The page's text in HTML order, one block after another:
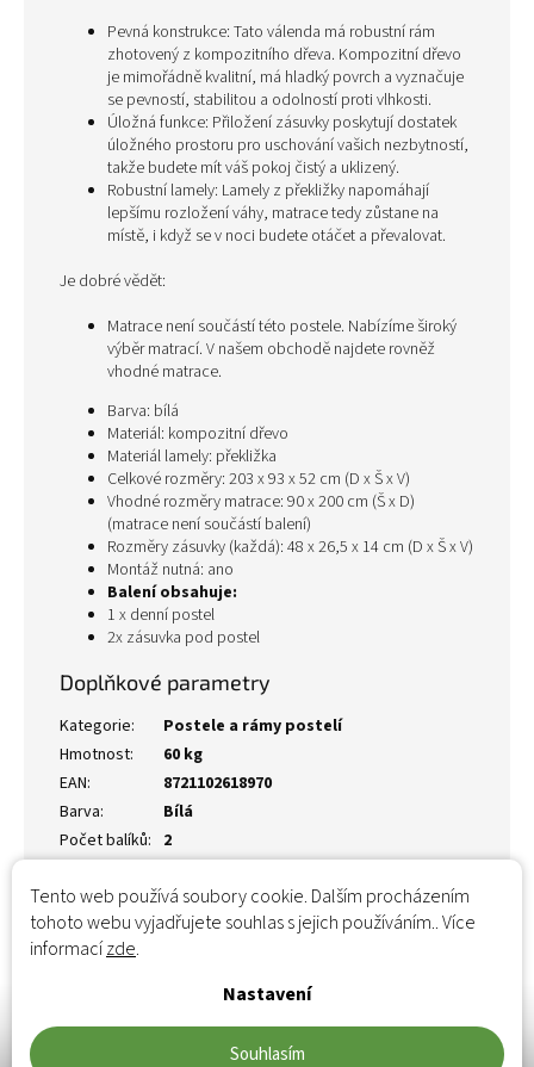
Tento web používá soubory cookie. Dalším procházením
tohoto webu vyjadřujete souhlas s jejich používáním.. Více
informacízde.
Nastavení
Souhlasím
Pevná konstrukce: Tato válenda má robustní rám
zhotovený z kompozitního dřeva. Kompozitní dřevo
je mimořádně kvalitní, má hladký povrch a vyznačuje
se pevností, stabilitou a odolností proti vlhkosti.
Úložná funkce: Přiložení zásuvky poskytují dostatek
úložného prostoru pro uschování vašich nezbytností,
takže budete mít váš pokoj čistý a uklizený.
Robustní lamely: Lamely z překližky napomáhají
lepšímu rozložení váhy, matrace tedy zůstane na
místě, i když se v noci budete otáčet a převalovat.
Je dobré vědět:
Matrace není součástí této postele. Nabízíme široký
výběr matrací. V našem obchodě najdete rovněž
vhodné matrace.
Barva: bílá
Materiál: kompozitní dřevo
Materiál lamely: překližka
Celkové rozměry: 203 x 93 x 52 cm (D x Š x V)
Vhodné rozměry matrace: 90 x 200 cm (Š x D)
(matrace není součástí balení)
Rozměry zásuvky (každá): 48 x 26,5 x 14 cm (D x Š x V)
Montáž nutná: ano
Balení obsahuje:
1 x denní postel
2x zásuvka pod postel
Doplňkové parametry
Kategorie:
Postele a rámy postelí
Hmotnost:
60 kg
EAN:
8721102618970
Barva:
Bílá
Počet balíků: 2